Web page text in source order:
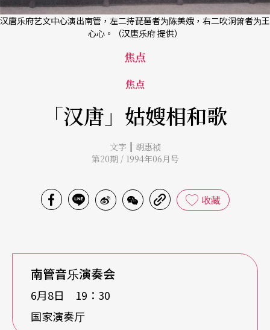
汉唐乐府艺文中心演出南管，左二持琵琶者为陈美娥，右二吹洞箫者为王
心心。（汉唐乐府 提供）
焦点
焦点
「汉唐」姑嫂相和歌
文字 | 胡惠祯
第20期 / 1994年06月号
收藏
南管音乐演奏会
6月8日 19：30
国家演奏厅